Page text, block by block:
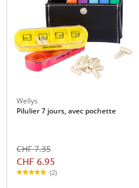
Wellys
Pilulier 7 jours, avec pochette
CHF 7.35
CHF 6.95
(2)